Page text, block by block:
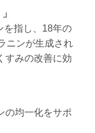
を指し、18年の
ニンが生成され
すみの改善に効
の均一化をサポ